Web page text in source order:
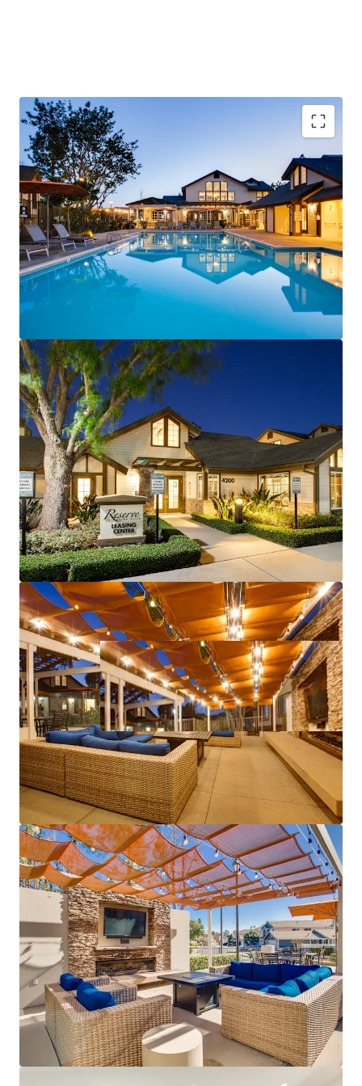
submarket projected to
experience outperforming fundamentals.
Operationally Sound Asset With Extended History
of Outperformance
Differentiated Product Featuring 42 Newly
Constructed Townhomes
Proven Value-Add Opportunity Offering ±
$242/Unit/Mo Renovation Premium Across the
Remaining ±72% Unrenovated Units, Capturing
Pent-Up Demand From Chino Hills’ Affluent
Resident Base and Lack Of Rental Supply
Property Boasts $177k Avg. Household Income,
Representing a 17.6% Rent-To-Income Ratio To
Post Renovated Pro Forma Rents
Robust Local Multi-Housing Fundamentals Further
Fueled By Limited Short Term Supply and Runaway
Home Affordability
Burgeoning Inland Empire Economy Continues to
Outperform with Further Growth Prospects and
Demand Drivers